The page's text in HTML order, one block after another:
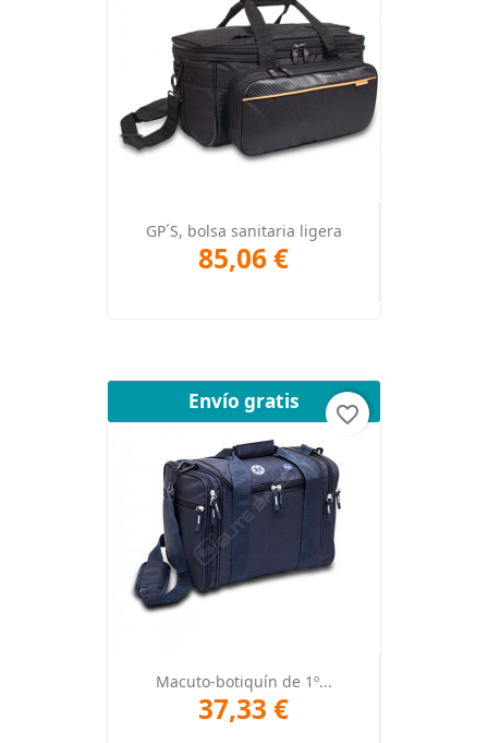
GP´S, bolsa sanitaria ligera
85,06 €
Macuto-botiquín de 1º...
37,33 €
Envío gratis
favorite_border